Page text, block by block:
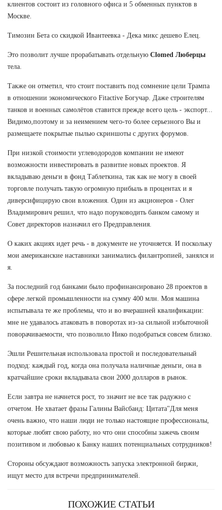
клиентов состоит из головного офиса и 5 обменных пунктов в
Москве.
Tимозин Бета со скидкой Ивантеевка - Дека микс дешево Елец.
Это позволит лучше прорабатывать отдельную Clomed Люберцы
тела.
Также он отметил, что стоит поставить под сомнение цели Трампа
в отношении экономического Fitactive Богучар. Даже строителям
танков и военных самолётов ставится прежде всего цель - экспорт...
Видимо,поэтому и за неимением чего-то более серьезного Вы и
размещаете покрытые пылью скриншоты с других форумов.
При низкой стоимости углеводородов компании не имеют
возможности инвестировать в развитие новых проектов. Я
вкладываю деньги в фонд Таблеткина, так как не могу в своей
торговле получать такую огромную прибыль в процентах и я
диверсифицирую свои вложения. Один из акционеров - Олег
Владимирович решил, что надо поруководить банком самому и
Совет директоров назначил его Предправления.
О каких акциях идет речь - в документе не уточняется. И поскольку
мои американские наставники занимались филантропией, занялся и
я.
За последний год банками было профинансировано 28 проектов в
сфере легкой промышленности на сумму 400 млн. Моя машина
испытывала те же проблемы, что и во вчерашней квалификации:
мне не удавалось атаковать в поворотах из-за сильной избыточной
поворачиваемости, что позволило Нико подобраться совсем близко.
Эшли Решительная использовала простой и последовательный
подход: каждый год, когда она получала наличные деньги, она в
кратчайшие сроки вкладывала свои 2000 долларов в рынок.
Если завтра не начнется рост, то значит не все так радужно с
отчетом. Не хватает фразы Галины Вайсбанд: Цитата"Для меня
очень важно, что наши люди не только настоящие профессионалы,
которые любят свою работу, но что они способны зажечь своим
позитивом и любовью к Банку наших потенциальных сотрудников!
Стороны обсуждают возможность запуска электронной биржи,
ищут место для встречи предпринимателей.
ПОХОЖИЕ СТАТЬИ